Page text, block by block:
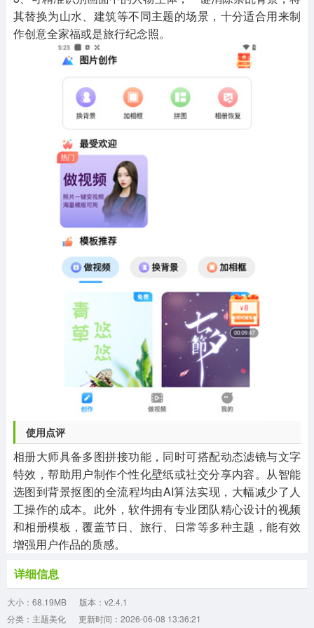
其替换为山水、建筑等不同主题的场景，十分适合用来制
作创意全家福或是旅行纪念照。
使用点评
相册大师具备多图拼接功能，同时可搭配动态滤镜与文字
特效，帮助用户制作个性化壁纸或社交分享内容。从智能
选图到背景抠图的全流程均由AI算法实现，大幅减少了人
工操作的成本。此外，软件拥有专业团队精心设计的视频
和相册模板，覆盖节日、旅行、日常等多种主题，能有效
增强用户作品的质感。
详细信息
大小：68.19MB
版本：v2.4.1
分类：主题美化
更新时间：2026-06-08 13:36:21